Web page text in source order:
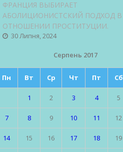
ФРАНЦИЯ ВЫБИРАЕТ
АБОЛИЦИОНИСТСКИЙ ПОДХОД В
ОТНОШЕНИИ ПРОСТИТУЦИИ.
30 Липня, 2024
Серпень 2017
Пн Вт Ср Чт Пт Сб
1 2 3 4 5
7 8 9 10 11 12
14 15 16 17 18 19